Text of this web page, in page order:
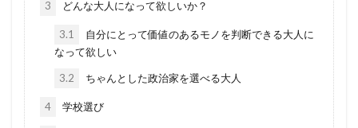
3 どんな大人になって欲しいか？
3.1
自分にとって価値のあるモノを判断できる大人に
なって欲しい
3.2 ちゃんとした政治家を選べる大人
4 学校選び